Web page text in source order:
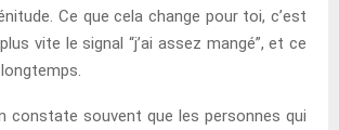
Ce que cela change pour toi, c’est
vite le signal “j’ai assez mangé”, et ce
constate souvent que les personnes qui